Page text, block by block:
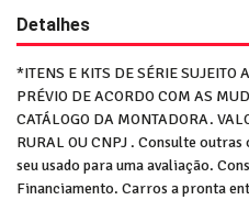
Detalhes
*ITENS E KITS DE SÉRIE SUJEITO
PRÉVIO DE ACORDO COM AS
CATÁLOGO DA MONTADORA.
RURAL OU CNPJ . Consulte
seu usado para uma avaliação.
Financiamento. Carros a pronta